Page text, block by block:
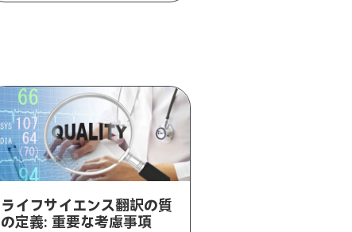
ライフサイエンス翻訳の質
の定義: 重要な考慮事項